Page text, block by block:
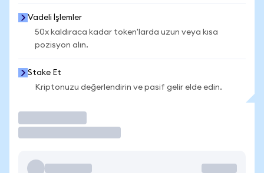
Vadeli İşlemler
50x kaldıraca kadar token'larda uzun veya kısa
pozisyon alın.
Stake Et
Kriptonuzu değerlendirin ve pasif gelir elde edin.